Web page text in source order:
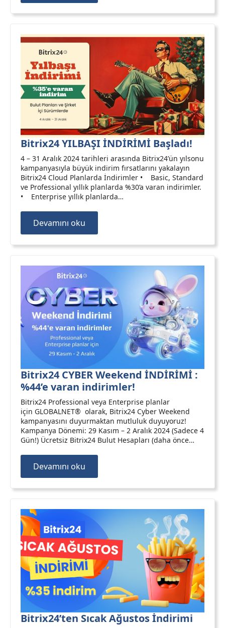
Bitrix24 YILBAŞI İNDİRİMİ Başladı!
4 – 31 Aralık 2024 tarihleri arasında Bitrix24’ün yılsonu
kampanyasıyla büyük indirim fırsatlarını yakalayın
Bitrix24 Cloud Planlarda İndirimler • Basic, Standard
ve Professional yıllık planlarda %30’a varan indirimler.
• Enterprise yıllık planlarda…
Devamını oku
Bitrix24 CYBER Weekend İNDİRİMİ :
%44’e varan indirimler!
Bitrix24 Professional veya Enterprise planlar
için GLOBALNET® olarak, Bitrix24 Cyber Weekend
kampanyasını duyurmaktan mutluluk duyuyoruz!
Kampanya Dönemi: 29 Kasım – 2 Aralık 2024 (Sadece 4
Gün!) Ücretsiz Bitrix24 Bulut Hesapları (daha önce…
Devamını oku
Bitrix24’ten Sıcak Ağustos İndirimi